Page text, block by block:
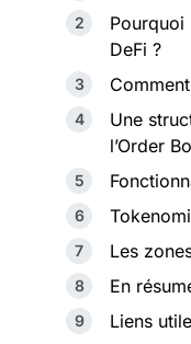
Pourquoi
DeFi ?
Une
l’Order
Les
En
Liens